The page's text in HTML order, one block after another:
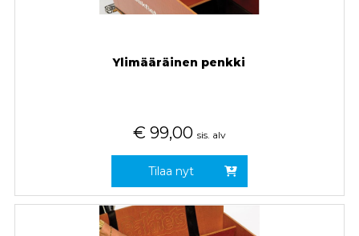
Ylimääräinen penkki
€ 99,00 sis. alv
Tilaa nyt